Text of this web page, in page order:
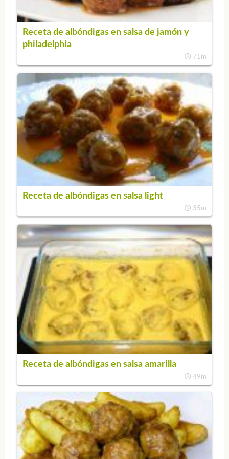
Receta de albóndigas en salsa de jamón y
philadelphia
71m
Receta de albóndigas en salsa light
35m
Receta de albóndigas en salsa amarilla
49m